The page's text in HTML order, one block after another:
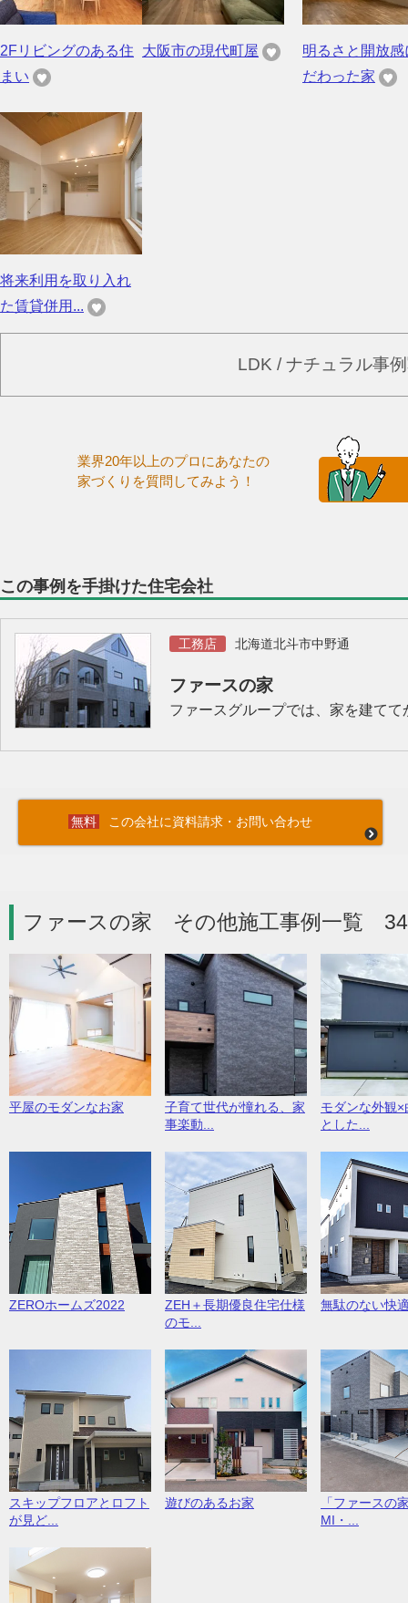
2Fリビングのある住
まい
大阪市の現代町屋
明るさと開放感
だわった家
将来利用を取り入れ
た賃貸併用...
LDK / ナチュラル事
業界20年以上のプロにあなたの
家づくりを質問してみよう！
この事例を手掛けた住宅会社
工務店 北海道北斗市中野通
ファースの家
ファースグループでは、家を建て
この会社に資料請求・お問い合わせ
ファースの家 その他施工事例一覧
平屋のモダンなお家
子育て世代が憧れる、家
事楽動...
モダンな外観×
とした...
ZEROホームズ2022
ZEH＋長期優良住宅仕様
のモ...
無駄のない快
スキップフロアとロフト
が見ど...
遊びのあるお家
「ファースの
MI・...